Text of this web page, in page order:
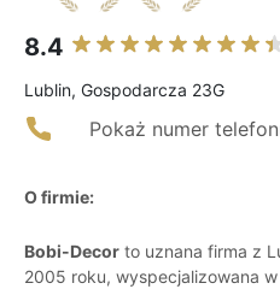
8.4
Lublin, Gospodarcza 23G
Pokaż numer
O firmie:
Bobi-Decor to uznana firma z
2005 roku, wyspecjalizowana